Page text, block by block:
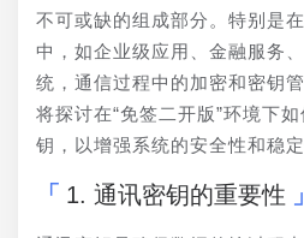
不可或缺的组成部分。特别是
中，如企业级应用、金融服务
统，通信过程中的加密和密钥
将探讨在“免签二开版”环境下
钥，以增强系统的安全性和稳定
1. 通讯密钥的重要性